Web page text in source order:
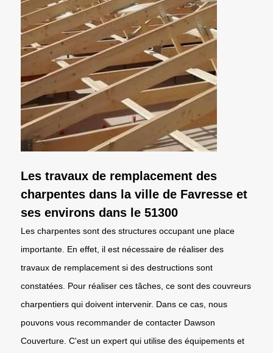
Les travaux de remplacement des
charpentes dans la ville de Favresse et
ses environs dans le 51300
Les charpentes sont des structures occupant une place
importante. En effet, il est nécessaire de réaliser des
travaux de remplacement si des destructions sont
constatées. Pour réaliser ces tâches, ce sont des couvreurs
charpentiers qui doivent intervenir. Dans ce cas, nous
pouvons vous recommander de contacter Dawson
Couverture. C'est un expert qui utilise des équipements et